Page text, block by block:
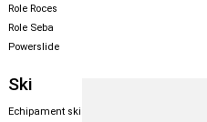
Role Roces
Role Seba
Powerslide
Ski
Echipament ski